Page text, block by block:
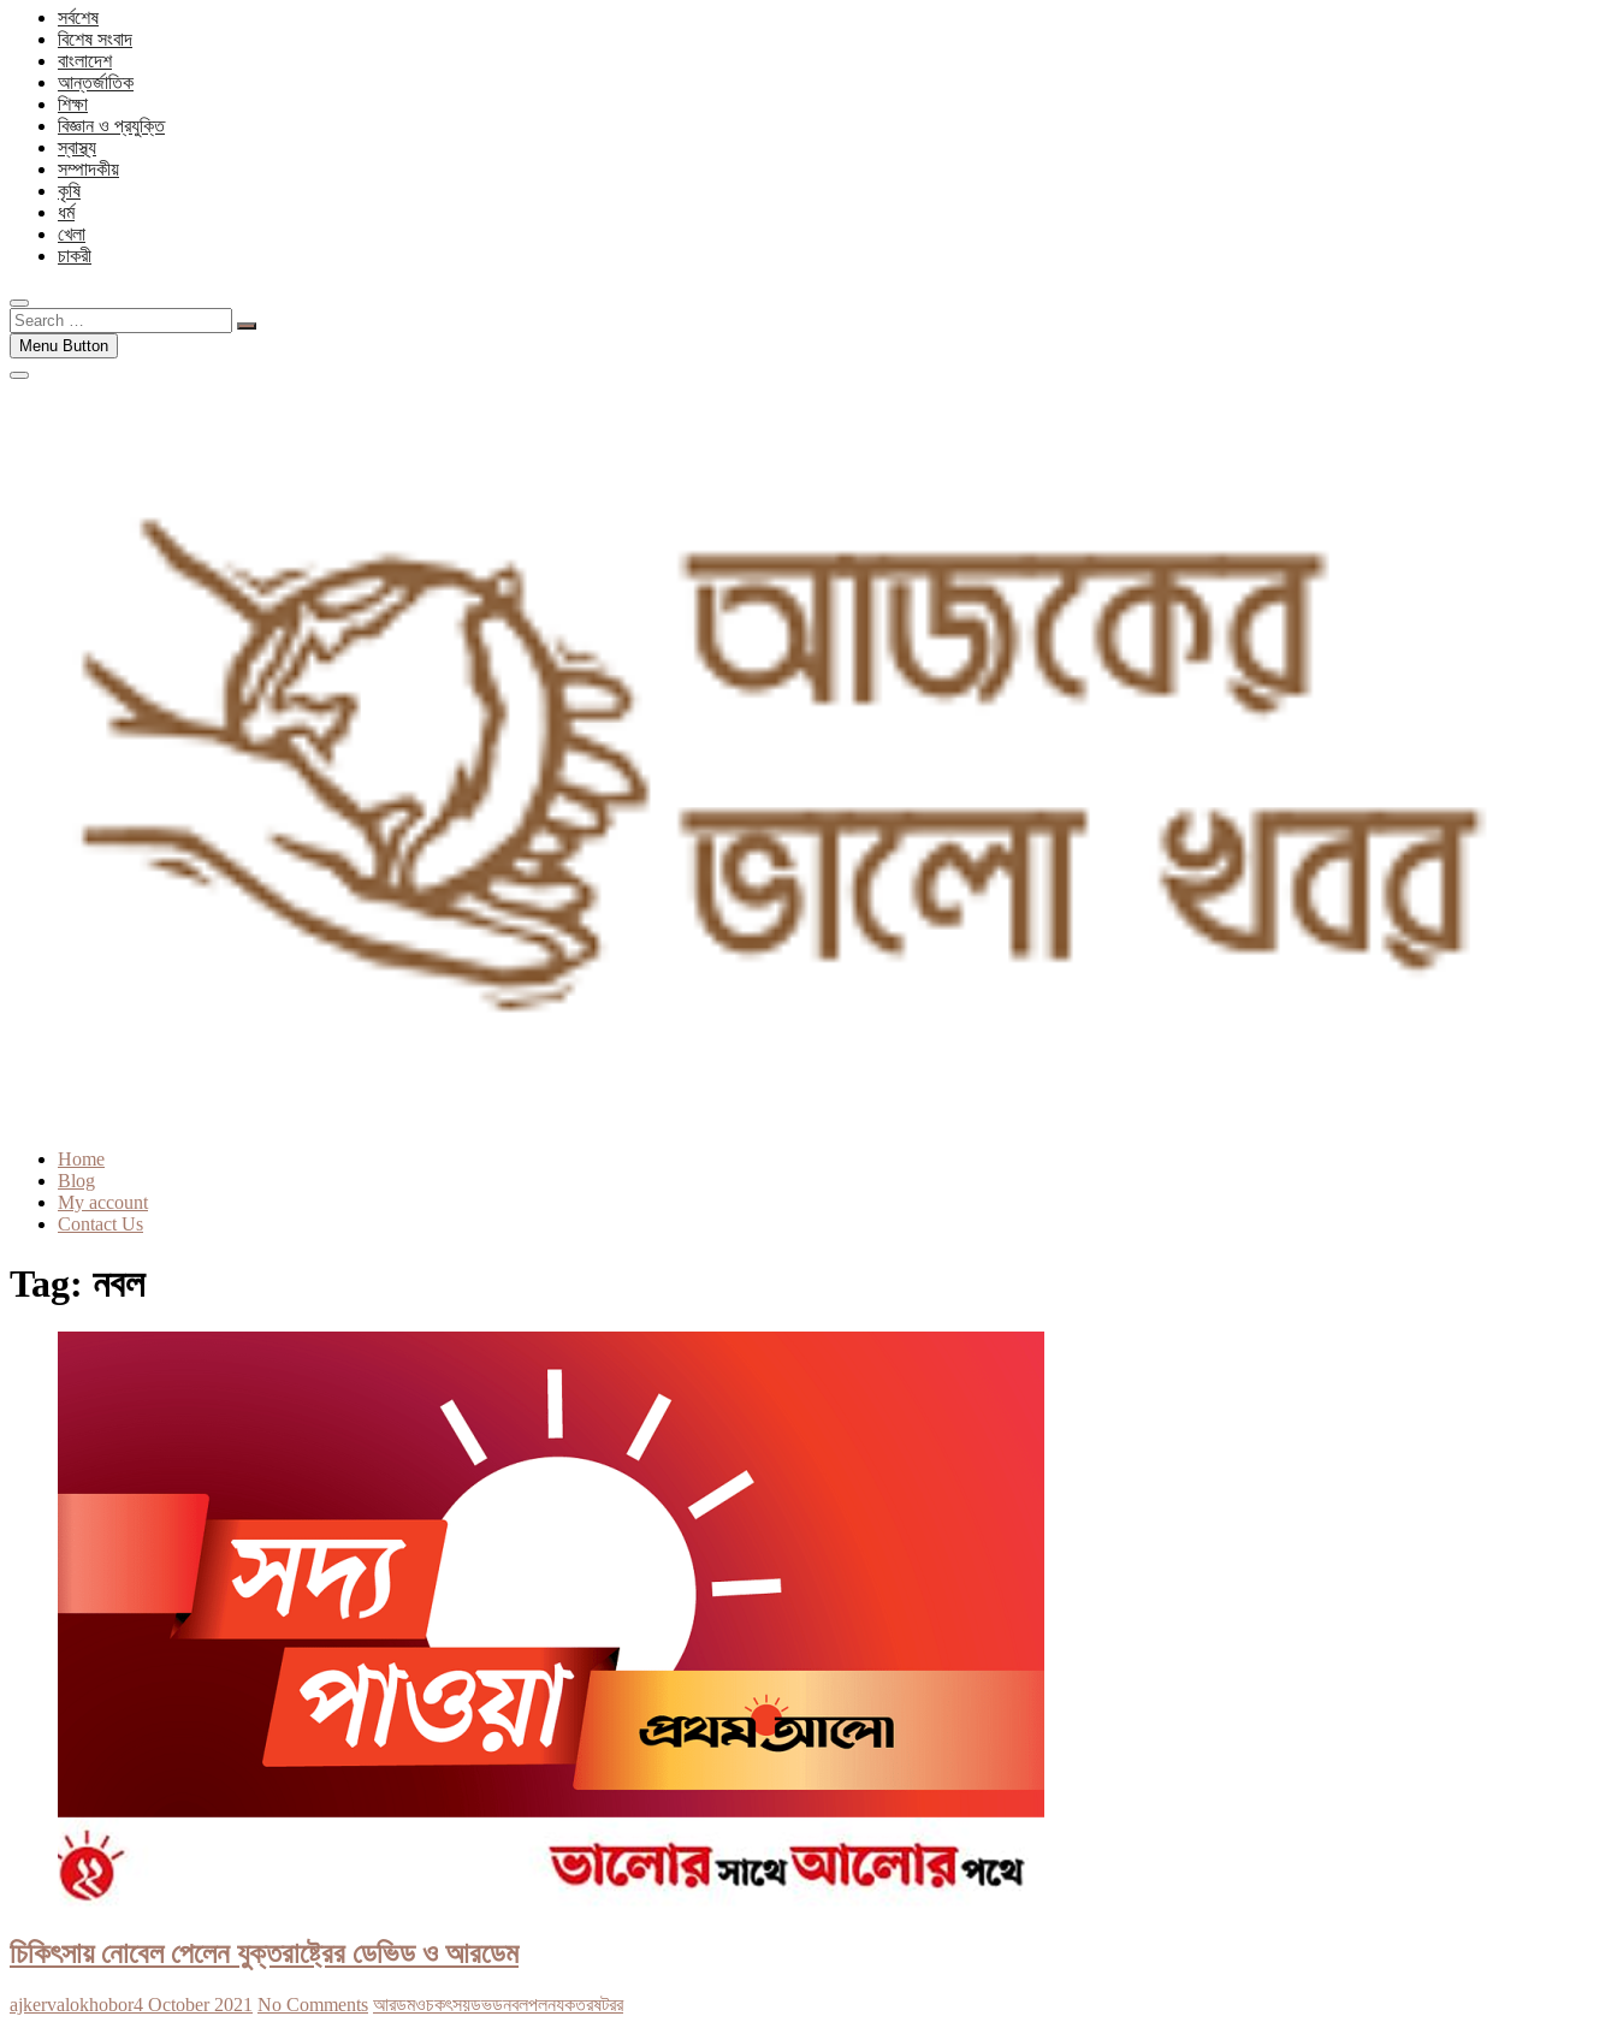
সর্বশেষ
বিশেষ সংবাদ
বাংলাদেশ
আন্তর্জাতিক
শিক্ষা
বিজ্ঞান ও প্রযুক্তি
স্বাস্থ্য
সম্পাদকীয়
কৃষি
ধর্ম
খেলা
চাকরী
Search
…Menu Button
Home
Blog
My account
Contact Us
Tag: নবল
চিকিৎসায় নোবেল পেলেন যুক্তরাষ্ট্রের ডেভিড ও আরডেম
ajkervalokhobor4 October 2021 No Comments আরডমওচকৎসয়ডভডনবলপলনযকতরষটরর